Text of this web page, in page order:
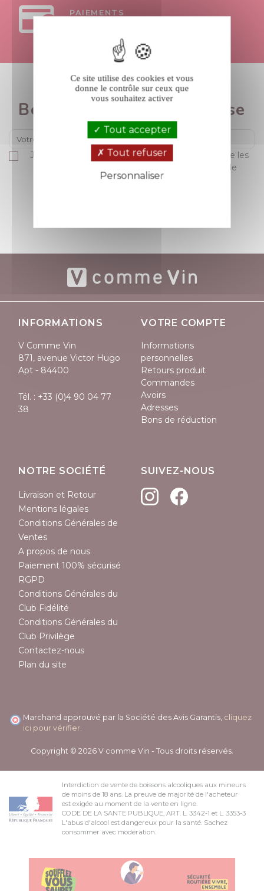
PAIEMENTS
ABONNEZ-VOUS À LA NEWSLETTER
Bénéficiez de 5% de remise
Je suis majeur(e) et déclare accepter sans réserve les
conditions générales de vente et la politique de
protection des données de V comme Vin.
INFORMATIONS
V Comme Vin
871, avenue Victor Hugo
Apt - 84400
Tél. : +33 (0)4 90 04 77
38
VOTRE COMPTE
Informations
personnelles
Retours produit
Commandes
Avoirs
Adresses
Bons de réduction
NOTRE SOCIÉTÉ
Livraison et Retour
Mentions légales
Conditions Générales de
Ventes
A propos de nous
Paiement 100% sécurisé
RGPD
Conditions Générales du
Club Fidélité
Conditions Générales du
Club Privilège
Contactez-nous
Plan du site
SUIVEZ-NOUS
Marchand approuvé par la Société des Avis Garantis, cliquez
ici pour vérifier
Copyright © 2026 V comme Vin - Tous droits réservés.
Interdiction de vente de boissons alcooliques aux mineurs
de moins de 18 ans. La preuve de majorité de l'acheteur
est exigée au moment de la vente en ligne.
CODE DE LA SANTE PUBLIQUE, ART. L. 3342-1 et L. 3353-3
L'abus d'alcool est dangereux pour la santé. Sachez
consommer avec modération.
Ce site utilise des cookies et vous
donne le contrôle sur ceux que
vous souhaitez activer
Tout accepter
Tout refuser
Personnaliser